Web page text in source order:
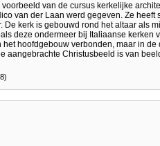
van de cursus kerkelijke
van der Laan werd gegeven. Ze
De kerk is gebouwd rond het altaar als
deze ondermeer bij Italiaanse kerken
hoofdgebouw verbonden, maar in
aangebrachte Christusbeeld is van